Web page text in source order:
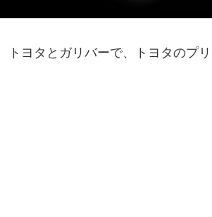
ヨタとガリバーで、トヨタのプリ